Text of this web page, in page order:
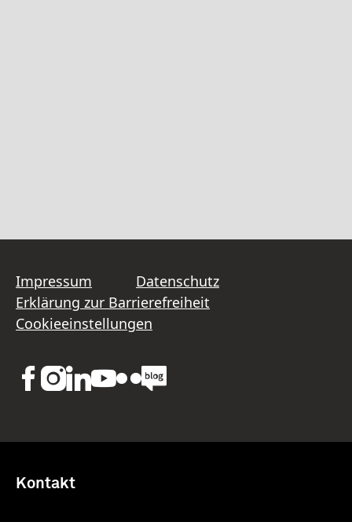
Impressum
Datenschutz
Erklärung zur Barrierefreiheit
Cookieeinstellungen
Kontakt